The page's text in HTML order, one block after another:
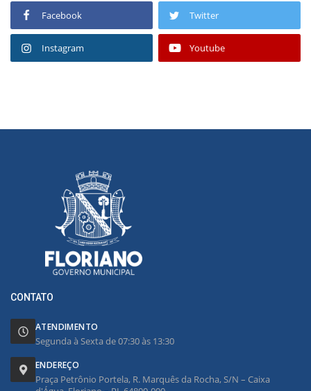
Facebook Twitter
Instagram Youtube
CONTATO
ATENDIMENTO
Segunda à Sexta de 07:30 às 13:30
ENDEREÇO
Praça Petrônio Portela, R. Marquês da Rocha, S/N – Caixa